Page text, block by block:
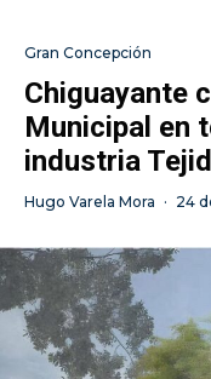
Gran Concepción
Chiguayante
Municipal en
industria
Hugo Varela Mora · 24